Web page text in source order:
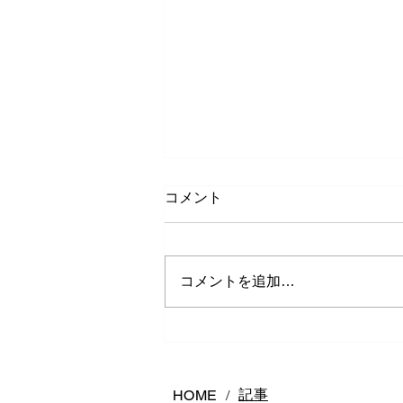
コメント
コメントを追加…
HOME / 記事